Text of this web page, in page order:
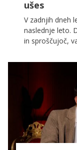
ušes
V zadnjih dneh
naslednje leto.
in sproščujoč,